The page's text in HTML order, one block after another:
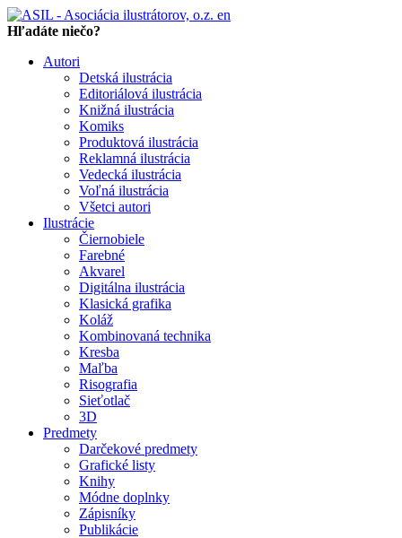
en
Hľadáte niečo?
Autori
Detská ilustrácia
Editoriálová ilustrácia
Knižná ilustrácia
Komiks
Produktová ilustrácia
Reklamná ilustrácia
Vedecká ilustrácia
Voľná ilustrácia
Všetci autori
Ilustrácie
Čiernobiele
Farebné
Akvarel
Digitálna ilustrácia
Klasická grafika
Koláž
Kombinovaná technika
Kresba
Maľba
Risografia
Sieťotlač
3D
Predmety
Darčekové predmety
Grafické listy
Knihy
Módne doplnky
Zápisníky
Publikácie